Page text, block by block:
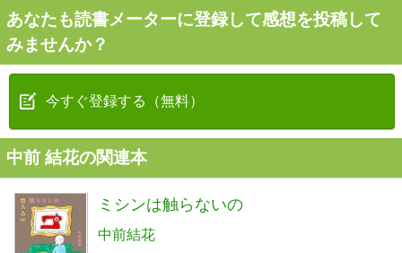
あなたも読書メーターに登録して感想を投稿して
みませんか？
今すぐ登録する（無料）
中前 結花の関連本
ミシンは触らないの
中前結花